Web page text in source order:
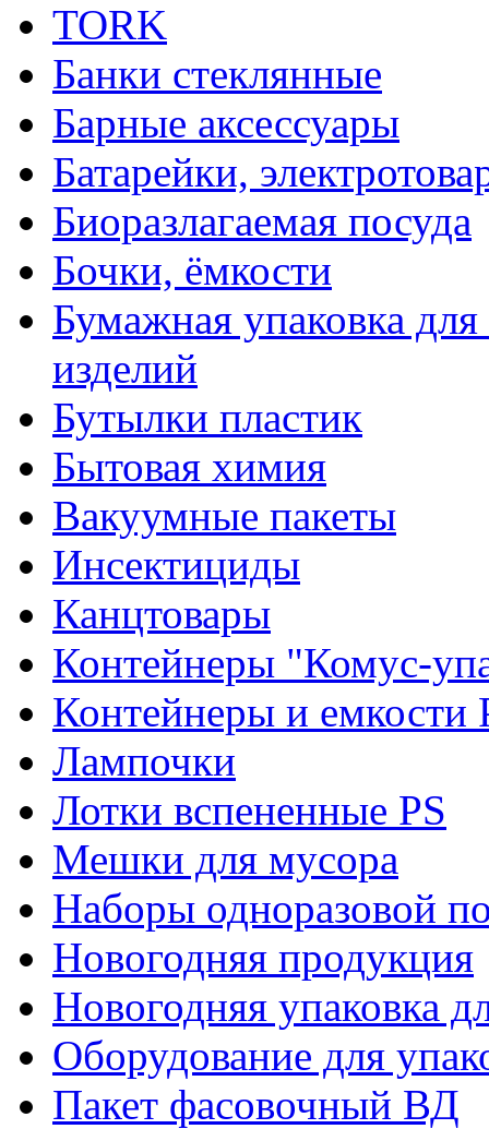
TORK
Банки стеклянные
Барные аксессуары
Батарейки,
Биоразлагаемая посуда
Бочки, ёмкости
Бумажная упаковка
изделий
Бутылки пластик
Бытовая химия
Вакуумные пакеты
Инсектициды
Канцтовары
Контейнеры "Комус-
Контейнеры и емкости
Лампочки
Лотки вспененные PS
Мешки для мусора
Наборы одноразовой
Новогодняя продукция
Новогодняя упаковка
Оборудование для
Пакет фасовочный ВД